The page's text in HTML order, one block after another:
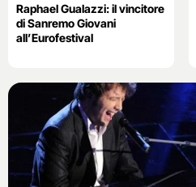
Raphael Gualazzi: il vincitore
di Sanremo Giovani
all’Eurofestival